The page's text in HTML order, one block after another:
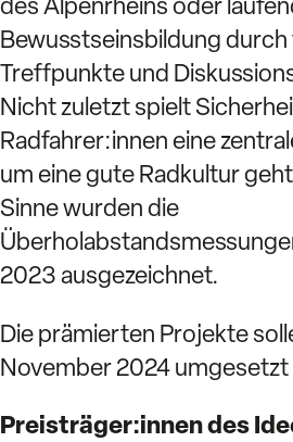
des Alpenrheins oder
Bewusstseinsbildung
Treffpunkte und
Nicht zuletzt spielt
Radfahrer:innen eine
um eine gute Radkultur
Sinne wurden die
2023 ausgezeichnet.
Die prämierten Projekte
November 2024
Preisträger:innen des